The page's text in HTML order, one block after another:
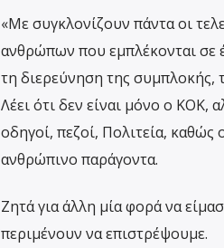
«Με συγκλονίζουν πάντα οι
ανθρώπων που εμπλέκονται σε
τη διερεύνηση της συμπλοκής,
Λέει ότι δεν είναι μόνο ο ΚΟΚ,
οδηγοί, πεζοί, Πολιτεία, καθώς
ανθρώπινο παράγοντα.
Ζητά για άλλη μία φορά να
περιμένουν να επιστρέψουμε.